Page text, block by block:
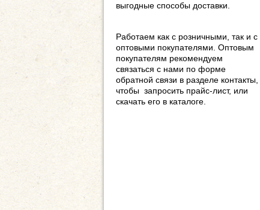
выгодные способы доставки.
Работаем как с розничными, так и с
оптовыми покупателями. Оптовым
покупателям рекомендуем
связаться с нами по форме
обратной связи в разделе контакты,
чтобы запросить прайс-лист, или
скачать его в каталоге.